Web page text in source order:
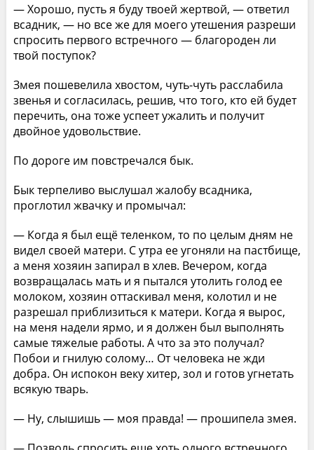
— Хорошо, пусть я буду твоей жертвой, — ответил
всадник, — но все же для моего утешения разреши
спросить первого встречного — благороден ли
твой поступок?
Змея пошевелила хвостом, чуть-чуть расслабила
звенья и согласилась, решив, что того, кто ей будет
перечить, она тоже успеет ужалить и получит
двойное удовольствие.
По дороге им повстречался бык.
Бык терпеливо выслушал жалобу всадника,
проглотил жвачку и промычал:
— Когда я был ещё теленком, то по целым дням не
видел своей матери. С утра ее угоняли на пастбище,
а меня хозяин запирал в хлев. Вечером, когда
возвращалась мать и я пытался утолить голод ее
молоком, хозяин оттаскивал меня, колотил и не
разрешал приблизиться к матери. Когда я вырос,
на меня надели ярмо, и я должен был выполнять
самые тяжелые работы. А что за это получал?
Побои и гнилую солому… От человека не жди
добра. Он испокон веку хитер, зол и готов угнетать
всякую тварь.
— Ну, слышишь — моя правда! — прошипела змея.